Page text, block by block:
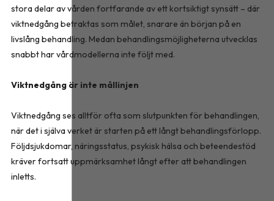
stora delar av vården fortfarande av ett kortsiktigt synsätt – där
viktnedgång betraktas som målet, snarare än början på en
livslång behandling. Medan behandlingsmöjligheterna utvecklas
snabbt har vårdmodellerna inte följt med.
Viktnedgång är inte mållinjen
Viktnedgång ses alltför ofta som slutpunkten för behandlingen,
när det i själva verket är starten på ett långt behandlingsförlopp.
Följdsjukdomar, näringsstatus, psykisk hälsa och beteendestöd
kräver fortsatt uppmärksamhet långt efter att behandlingen
inletts.